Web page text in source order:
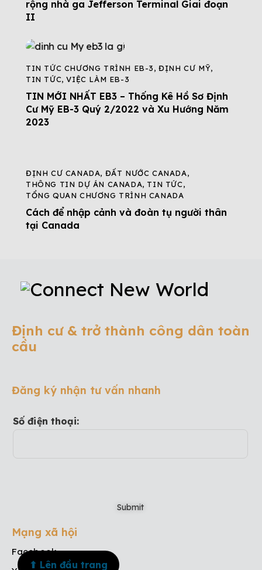
rộng nhà ga Jefferson Terminal Giai đoạn
II
TIN TỨC CHƯƠNG TRÌNH EB-3,ĐỊNH CƯ MỸ,
TIN TỨC,VIỆC LÀM EB-3
TIN MỚI NHẤT EB3 – Thống Kê Hồ Sơ Định
Cư Mỹ EB-3 Quý 2/2022 và Xu Hướng Năm
2023
ĐỊNH CƯ CANADA, ĐẤT NƯỚC CANADA,
THÔNG TIN DỰ ÁN CANADA, TIN TỨC,
TỔNG QUAN CHƯƠNG TRÌNH CANADA
Cách để nhập cảnh và đoàn tụ người thân
tại Canada
Định cư & trở thành công dân toàn
cầu
Đăng ký nhận tư vấn nhanh
Số điện thoại:
Mạng xã hội
Facebook
⬆ Lên đầu trang